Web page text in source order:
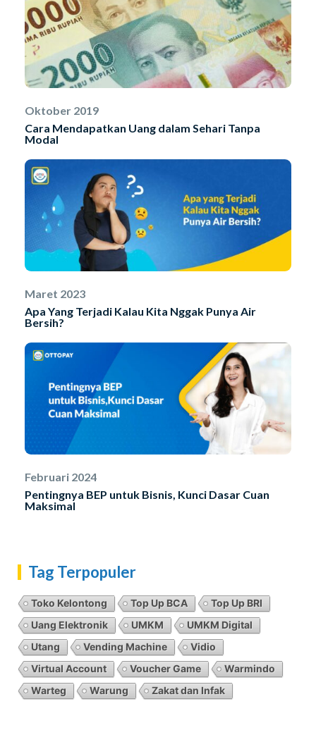
Oktober 2019
Cara Mendapatkan Uang dalam Sehari Tanpa
Modal
Maret 2023
Apa Yang Terjadi Kalau Kita Nggak Punya Air
Bersih?
Februari 2024
Pentingnya BEP untuk Bisnis, Kunci Dasar Cuan
Maksimal
Tag Terpopuler
Toko Kelontong Top Up BCA
Top Up BRI
Uang Elektronik
UMKM
UMKM Digital
Utang
Vending Machine
Vidio
Virtual Account
Voucher Game
Warmindo
Warteg
Warung Zakat dan Infak